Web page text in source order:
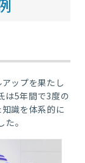
ップを果たし
は5年間で3度の
識を体系的に
。